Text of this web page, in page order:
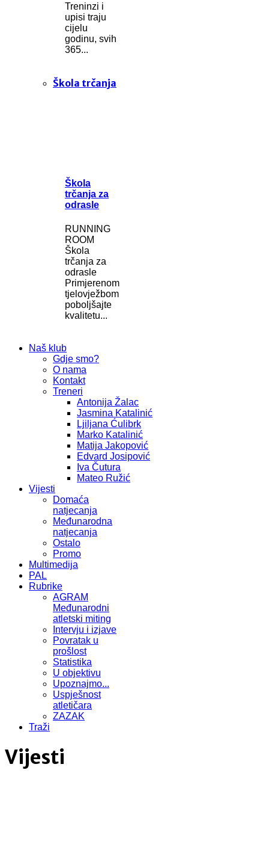
Treninzi i
upisi traju
cijelu
godinu, svih
365...
Škola trčanja
Škola
trčanja za
odrasle
RUNNING
ROOM
Škola
trčanja za
odrasle
Primjerenom
tjelovježbom
poboljšajte
kvalitetu...
Naš klub
Gdje smo?
O nama
Kontakt
Treneri
Antonija Žalac
Jasmina Katalinić
Ljiljana Ćulibrk
Marko Katalinić
Matija Jakopović
Edvard Josipović
Iva Čutura
Mateo Ružić
Vijesti
Domaća
natjecanja
Međunarodna
natjecanja
Ostalo
Promo
Multimedija
PAL
Rubrike
AGRAM
Međunarodni
atletski miting
Intervju i izjave
Povratak u
prošlost
Statistika
U objektivu
Upoznajmo...
Uspješnost
atletičara
ZAZAK
Traži
Vijesti